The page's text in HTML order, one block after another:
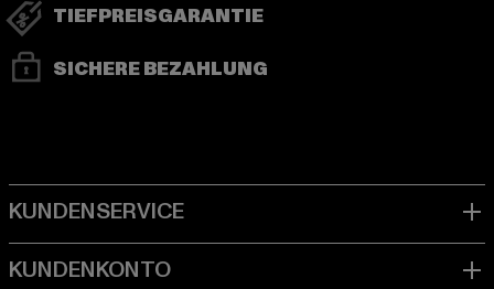
TIEFPREISGARANTIE
SICHERE BEZAHLUNG